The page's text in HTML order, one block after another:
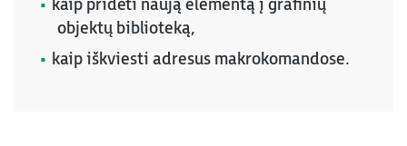
kaip pridėti naują elementą į grafinių
objektų biblioteką,
kaip iškviesti adresus makrokomandose.